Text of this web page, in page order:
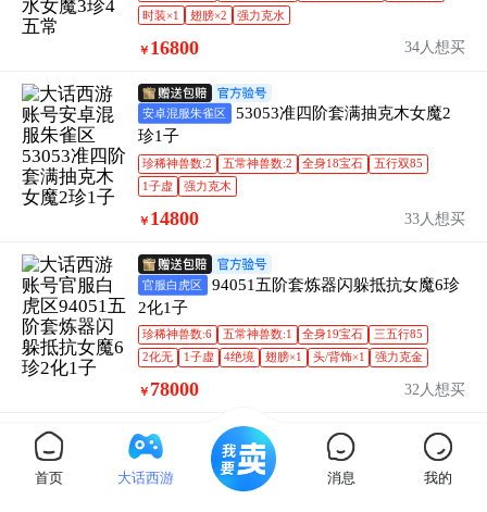
时装×1
翅膀×2 强力克水
￥ 16800 34人想买
安卓混服朱雀区
53053准四阶套满抽克木女魔2
珍1子
珍稀神兽数:2 五常神兽数:2 全身18宝石
五行双85
1子虚
强力克木
￥ 14800 33人想买
官服白虎区
94051五阶套炼器闪躲抵抗女魔6珍
2化1子
珍稀神兽数:6 五常神兽数:1 全身19宝石
三五行85
2化无
1子虚 4绝境 翅膀×1 头/背饰×1 强力克金
￥ 78000 32人想买
官服白虎区 94131三阶克木女魔首发念
时装×1
首页 大话西游 消息 我的